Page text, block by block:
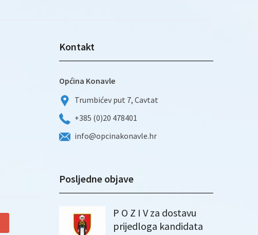
Kontakt
Općina Konavle
Trumbićev put 7, Cavtat
+385 (0)20 478401
info@opcinakonavle.hr
Posljedne objave
P O Z I V za dostavu
prijedloga kandidata